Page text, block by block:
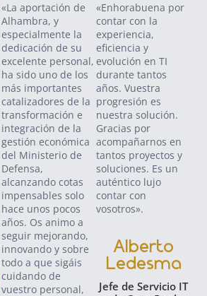
«La aportación de
Alhambra, y
especialmente la
dedicación de su
excelente personal,
ha sido uno de los
más importantes
catalizadores de la
transformación e
integración de la
gestión económica
del Ministerio de
Defensa,
alcanzando cotas
impensables solo
hace unos pocos
años. Os animo a
seguir mejorando,
innovando y sobre
todo a que sigáis
cuidando de
vuestro personal,
«Enhorabuena por
contar con la
experiencia,
eficiencia y
evolución en TI
durante tantos
años. Vuestra
progresión es
nuestra solución.
Gracias por
acompañarnos en
tantos proyectos y
soluciones. Es un
auténtico lujo
contar con
vosotros».
Alberto
Ledesma
Jefe de Servicio IT